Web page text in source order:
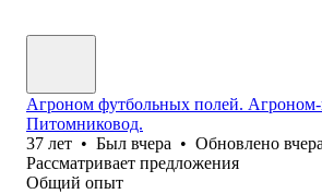
Агроном футбольных полей. Агроном-
Питомниковод.
37 лет • Был вчера • Обновлено вчера
Рассматривает предложения
Общий опыт